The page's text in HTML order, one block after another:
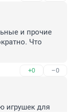
и прочие
Что
+0 –0
игрушек для